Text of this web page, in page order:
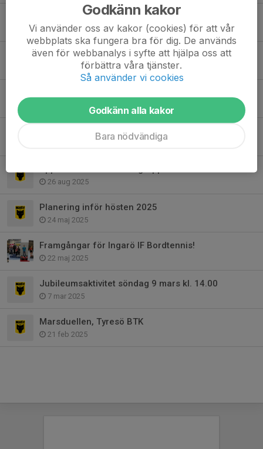
Bordtennisen har blivit med Instagram!
28 nov 2025
5 nov 2025
Bordtennisen söker ungdomsledare
26 aug 2025
Planering inför hösten 2025
24 maj 2025
Framgångar för Ingarö IF Bordtennis!
22 maj 2025
Jubileumsaktivitet söndag 9 mars kl. 14.00
7 mar 2025
Marsduellen, Tyresö BTK
21 feb 2025
Godkänn kakor
Vi använder oss av kakor (cookies) för att vår
webbplats ska fungera bra för dig. De används
även för webbanalys i syfte att hjälpa oss att
förbättra våra tjänster.
Så använder vi cookies
Godkänn alla kakor
Bara nödvändiga